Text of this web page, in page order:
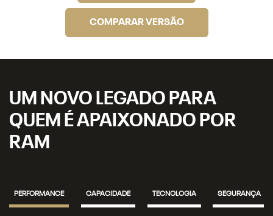
COMPARAR VERSÃO
UM NOVO LEGADO PARA
QUEM É APAIXONADO POR
RAM
PERFORMANCE CAPACIDADE TECNOLOGIA SEGURANÇA